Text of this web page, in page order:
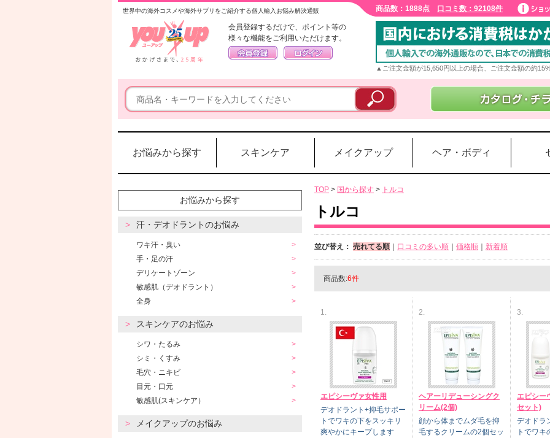
世界中の海外コスメや海外サプリをご紹介する個人輸入お悩み解決通販 商品数：1888点 口コミ数：92108件
会員登録するだけで、ポイント等の
様々な機能をご利用いただけます。
▲ご注文金額が15,650円以上の場合、ご注文金額の約
お悩みから探す スキンケア メイクアップ ヘア・ボディ
お悩みから探す
汗・デオドラントのお悩み
ワキ汗・臭い
手・足の汗
デリケートゾーン
敏感肌（デオドラント）
全身
スキンケアのお悩み
シワ・たるみ
シミ・くすみ
毛穴・ニキビ
目元・口元
敏感肌(スキンケア）
メイクアップのお悩み
TOP > 国から探す > トルコ
トルコ
並び替え： 売れてる順 口コミの多い順 価格順 新着順
商品数:6件
1.
エピシーヴァ女性用
デオドラント+抑毛サポー
トでワキの下をスッキリ
爽やかにキープします
2.
ヘアーリデューシングク
リーム(2個)
顔から体までムダ毛を抑
毛するクリームの2個セッ
3.
エピシー
セット)
デオドラ
トでワキ